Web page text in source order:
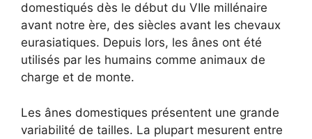
domestiqués dès le début du VIIe millénaire
avant notre ère, des siècles avant les chevaux
eurasiatiques. Depuis lors, les ânes ont été
utilisés par les humains comme animaux de
charge et de monte.
Les ânes domestiques présentent une grande
variabilité de tailles. La plupart mesurent entre